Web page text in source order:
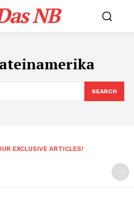
NB
SEARCH
EXCLUSIVE ARTICLES!